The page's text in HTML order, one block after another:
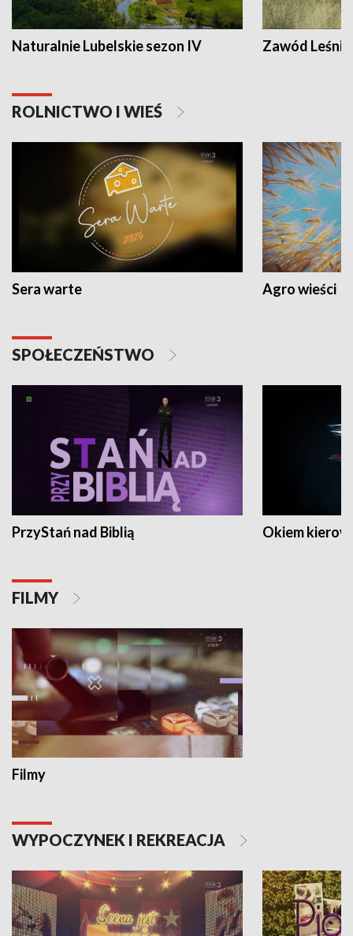
Naturalnie Lubelskie sezon IV Zawód Leśnik
ROLNICTWO I WIEŚ
Sera warte Agro wieści
SPOŁECZEŃSTWO
PrzyStań nad Biblią Okiem
FILMY
Filmy
WYPOCZYNEK I REKREACJA